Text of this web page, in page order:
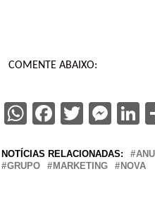
COMENTE ABAIXO:
WhatsApp
Facebook
Twitter
NOTÍCIAS RELACIONADAS:
GRUPO
MARKETING NOVA